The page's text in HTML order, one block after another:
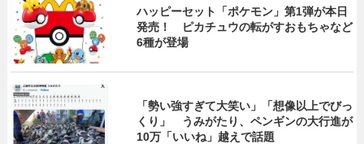
ハッピーセット「ポケモン」第1弾が本日
発売！ ピカチュウの転がすおもちゃなど
6種が登場
「勢い強すぎて大笑い」「想像以上でびっ
くり」 うみがたり、ペンギンの大行進が
10万「いいね」越えで話題